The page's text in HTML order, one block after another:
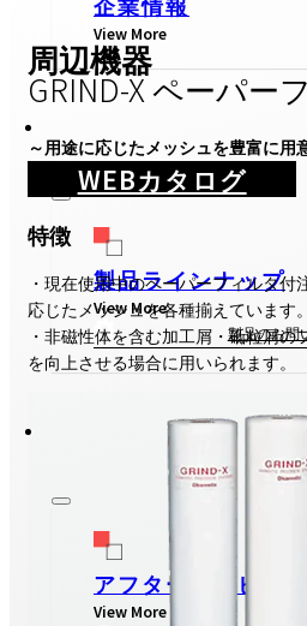
View More
製品ラインナップ
View More
製品のお問
アフターサービス
View More
周辺機器
GRIND-X ペーパー
～用途に応じたメッシュを豊富に用
WEBカタログ
特徴
・現在使用中のペーパーフィルタ
応じたメッシュを各種揃えています。
・非磁性体を含む加工屑・砥粒屑
を向上させる場合に用いられます。